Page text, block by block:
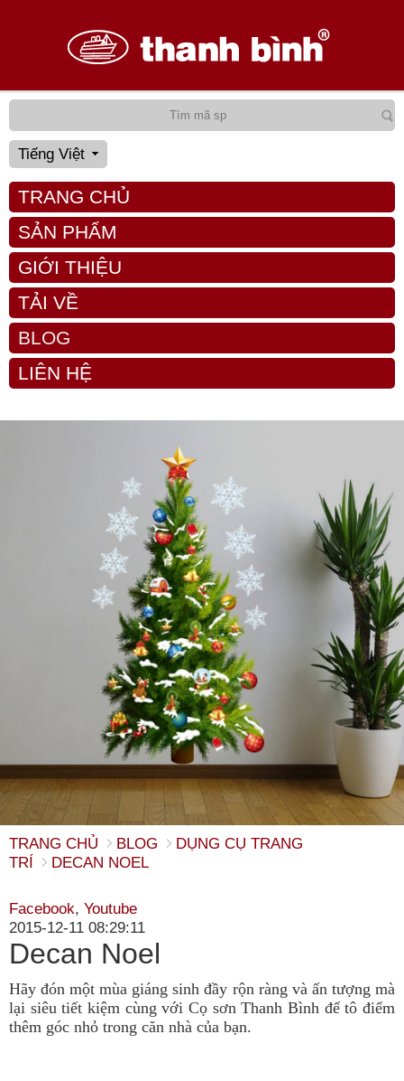
Tiếng Việt
TRANG CHỦ
SẢN PHẨM
GIỚI THIỆU
TẢI VỀ
BLOG
LIÊN HỆ
TRANG CHỦ BLOG
DỤNG CỤ TRANG
TRÍ
DECAN NOEL
Facebook, Youtube
2015-12-11 08:29:11
Decan Noel
Hãy đón một mùa giáng sinh đầy rộn ràng và ấn tượng mà
lại siêu tiết kiệm cùng với Cọ sơn Thanh Bình để tô điểm
thêm góc nhỏ trong căn nhà của bạn.